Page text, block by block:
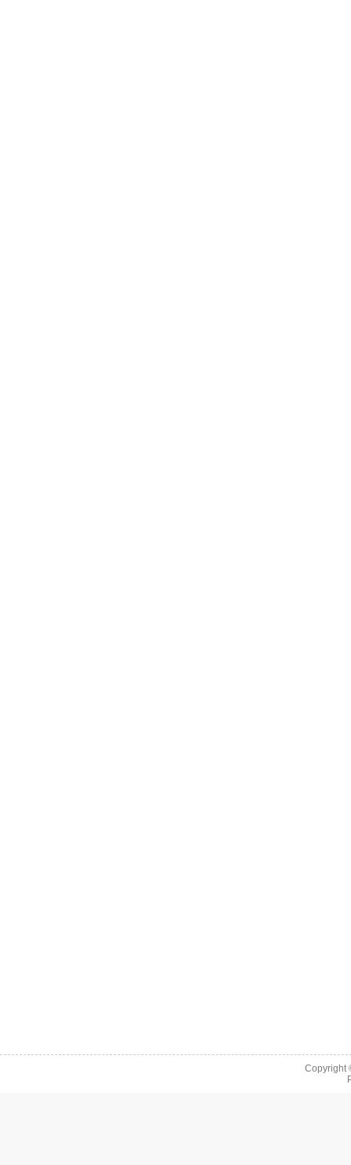
Copyright